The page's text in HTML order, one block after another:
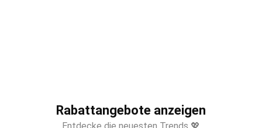
Rabattangebote anzeigen